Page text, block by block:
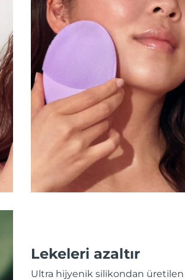
Lekeleri azaltır
Ultra hijyenik silikondan üretilen